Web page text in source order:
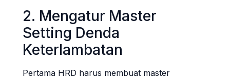
2. Mengatur Master
Setting Denda
Keterlambatan
Pertama HRD harus membuat master